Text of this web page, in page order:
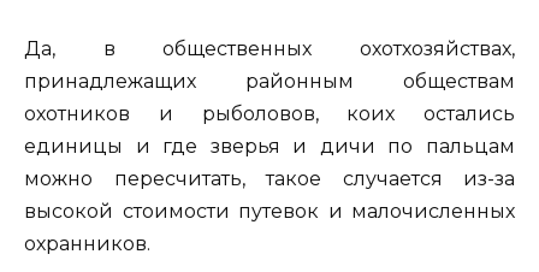
Да, в общественных охотхозяйствах,
принадлежащих районным обществам
охотников и рыболовов, коих остались
единицы и где зверья и дичи по пальцам
можно пересчитать, такое случается из-за
высокой стоимости путевок и малочисленных
охранников.